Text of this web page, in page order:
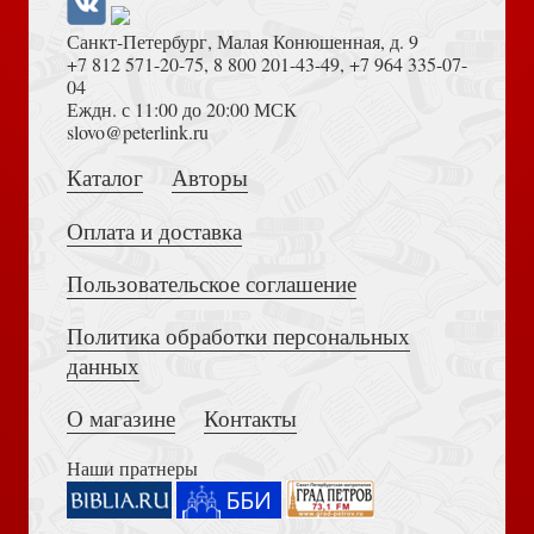
Евангелие. С зачалами
Толкование на Апокалипсис (Тихоний Африканский)
Достоевский Ф.М. Сила и правда России (2024)
Санкт-Петербург, Малая Конюшенная, д. 9
+7 812 571-20-75, 8 800 201-43-49, +7 964 335-07-
04
Еждн. с 11:00 до 20:00 МСК
slovo@peterlink.ru
Каталог
Авторы
Оплата и доставка
Пользовательское соглашение
Политика обработки персональных
данных
О магазине
Контакты
Наши пратнеры